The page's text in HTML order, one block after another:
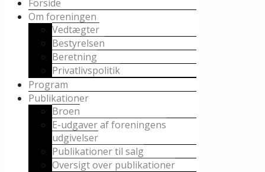
Forside
Om foreningen
Vedtægter
Bestyrelsen
Beretning
Privatlivspolitik
Program
Publikationer
Broen
E-udgaver af foreningens
udgivelser
Publikationer til salg
Oversigt over publikationer